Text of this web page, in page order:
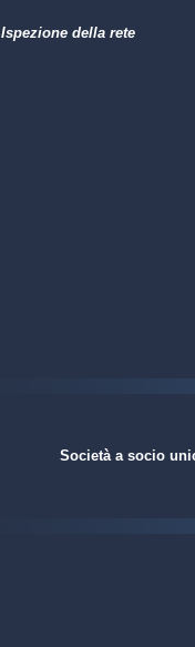
Ispezione della rete
Società a socio